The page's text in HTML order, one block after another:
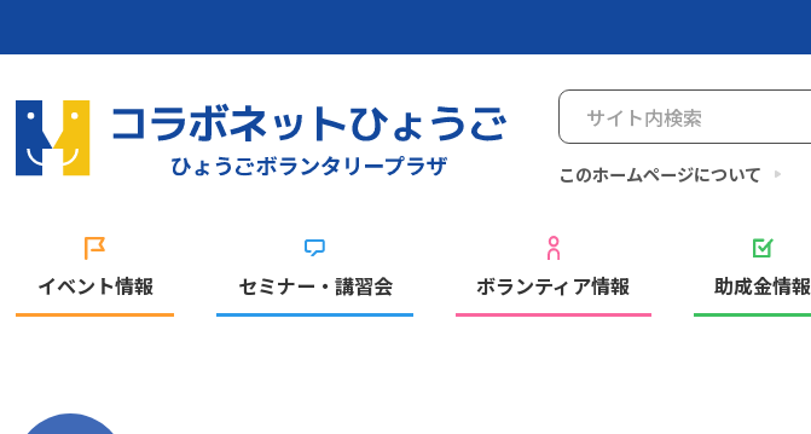
このホームページについて
イベント情報 セミナー・講習会 ボランティア情報 助成金情報